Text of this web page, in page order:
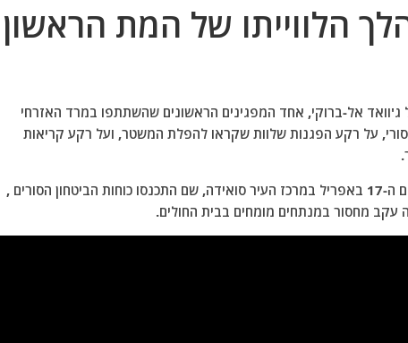
הלווייתו של המת הראשון
ג'וואד אל-ברוקי, אחד המפגינים הראשונים שהשתתפו במרד האזרחי
על רקע הפגנות שלוות שקראו להפלת המשטר, ועל רקע קריאות
אל-ברוקי נפצע לאחר שמפגינים ניסו להיכנס לאולם ה-17 באפריל במרכז העיר סואידה, שם התכנסו כוחות הביטחון הסורים ,
מחסור במנתחים מומחים בבית החולים.